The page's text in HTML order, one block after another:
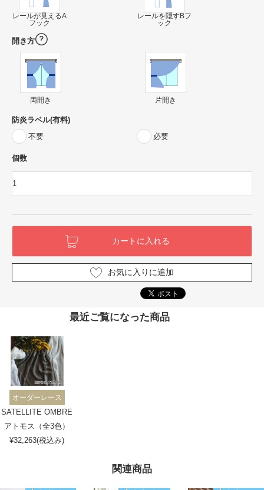
レールが見えるA
フック
レールを隠すBフ
ック
開き方
両開き 片開き
防炎ラベル(有料)
不要
必要
個数
お気に入りに追加
関連商品
最近ご覧になった商品
オーダーレース
SATELLITE OMBRE
アトモス（全3色）
¥32,263(税込み)